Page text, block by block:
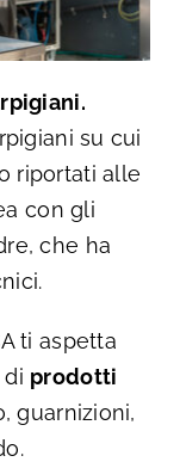
su cui
riportati alle
con gli
che ha
ti aspetta
di prodotti
guarnizioni,